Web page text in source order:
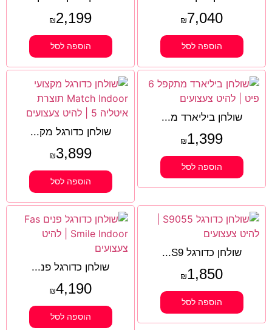
₪7,040
הוספה לסל
₪2,199
הוספה לסל
שולחן ביליארד מ...
₪1,399
הוספה לסל
שולחן כדורגל מק...
₪3,899
הוספה לסל
שולחן כדורגל S9...
₪1,850
הוספה לסל
שולחן כדורגל פנ...
₪4,190
הוספה לסל